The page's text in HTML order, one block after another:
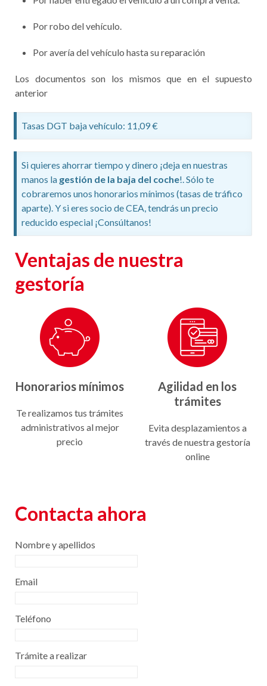
Por robo del vehículo.
Por avería del vehículo hasta su reparación
Los documentos son los mismos que en el supuesto
anterior
Tasas DGT baja vehículo: 11,09 €
Si quieres ahorrar tiempo y dinero ¡deja en nuestras
manos la gestión de la baja del coche!. Sólo te
cobraremos unos honorarios mínimos (tasas de tráfico
aparte). Y si eres socio de CEA, tendrás un precio
reducido especial ¡Consúltanos!
Ventajas de nuestra
gestoría
Honorarios mínimos
Te realizamos tus trámites
administrativos al mejor
precio
Agilidad en los
trámites
Evita desplazamientos a
través de nuestra gestoría
online
Contacta ahora
Nombre y apellidos
Email
Teléfono
Trámite a realizar